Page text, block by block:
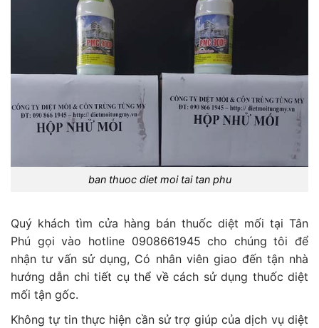
ban thuoc diet moi tai tan phu
Quý khách tìm cửa hàng bán thuốc diệt mối tại Tân
Phú gọi vào hotline 0908661945 cho chúng tôi để
nhận tư vấn sử dụng, Có nhân viên giao đến tận nhà
hướng dẫn chi tiết cụ thể về cách sử dụng thuốc diệt
mối tận gốc.
Không tự tin thực hiện cần sử trợ giúp của dịch vụ diệt